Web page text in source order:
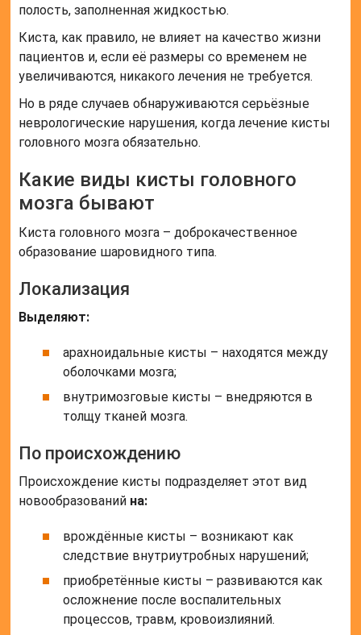
полость, заполненная жидкостью.
Киста, как правило, не влияет на качество жизни
пациентов и, если её размеры со временем не
увеличиваются, никакого лечения не требуется.
Но в ряде случаев обнаруживаются серьёзные
неврологические нарушения, когда лечение кисты
головного мозга обязательно.
Какие виды кисты головного
мозга бывают
Киста головного мозга – доброкачественное
образование шаровидного типа.
Локализация
Выделяют:
арахноидальные кисты – находятся между
оболочками мозга;
внутримозговые кисты – внедряются в
толщу тканей мозга.
По происхождению
Происхождение кисты подразделяет этот вид
новообразований на:
врождённые кисты – возникают как
следствие внутриутробных нарушений;
приобретённые кисты – развиваются как
осложнение после воспалительных
процессов, травм, кровоизлияний.